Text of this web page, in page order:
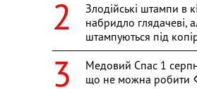
Злодійські штампи в
набридло глядачеві,
штампуються під
Медовий Спас 1
що не можна робити